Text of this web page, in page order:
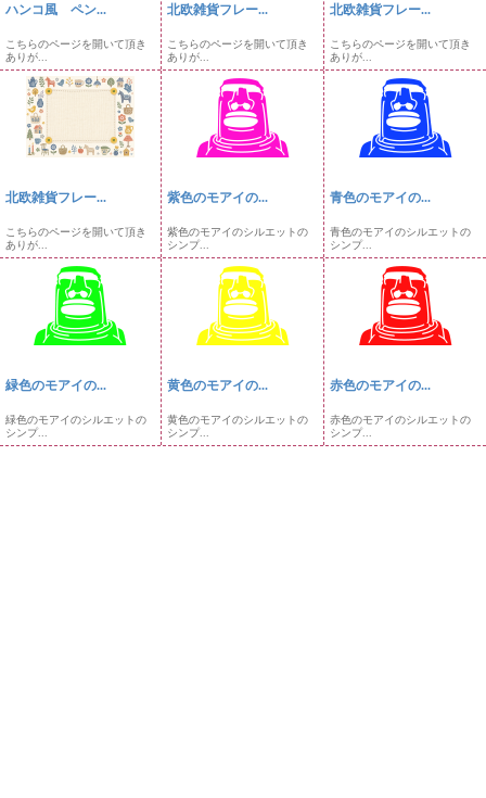
ハンコ風 ペン...
こちらのページを開いて頂き
ありが...
北欧雑貨フレー...
こちらのページを開いて頂き
ありが...
北欧雑貨フレー...
こちらのページを開いて頂き
ありが...
北欧雑貨フレー...
こちらのページを開いて頂き
ありが...
紫色のモアイの...
紫色のモアイのシルエットの
シンプ...
青色のモアイの...
青色のモアイのシルエットの
シンプ...
緑色のモアイの...
緑色のモアイのシルエットの
シンプ...
黄色のモアイの...
黄色のモアイのシルエットの
シンプ...
赤色のモアイの...
赤色のモアイのシルエットの
シンプ...